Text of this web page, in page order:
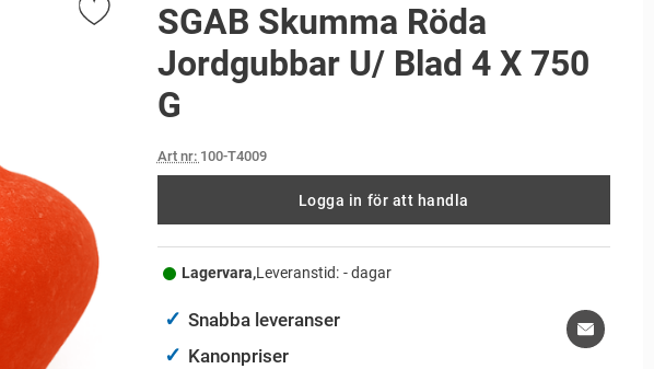
SGAB Skumma Röda
Jordgubbar U/ Blad 4 X 750
G
Art nr: 100-T4009
Logga in för att handla
Lagervara,Leveranstid: - dagar
✓ Snabba leveranser
✓ Kanonpriser